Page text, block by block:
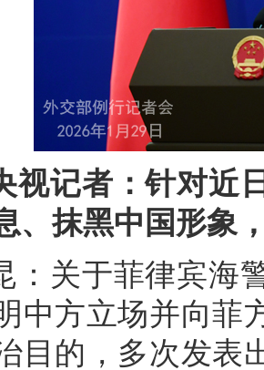
视记者：针对近
、抹黑中国形象
：关于菲律宾海
中方立场并向菲
目的，多次发表